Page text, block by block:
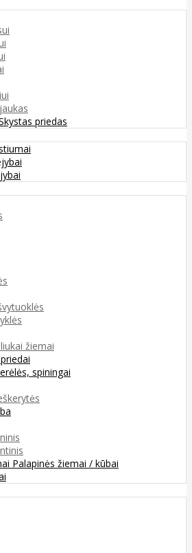
priedas
žiemai
spiningai
Palapinės žiemai / kūbai